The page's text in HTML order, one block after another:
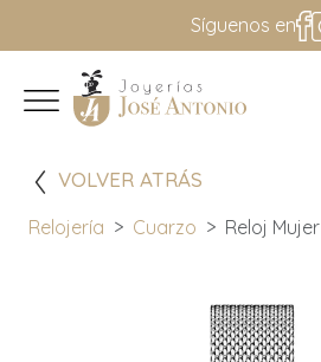
Síguenos en
VOLVER ATRÁS
Relojería Cuarzo Reloj Mujer